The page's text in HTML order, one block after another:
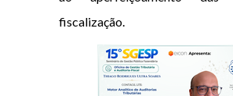
fiscalização.